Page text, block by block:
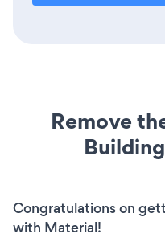
Remove
Congratulations on
with Material!